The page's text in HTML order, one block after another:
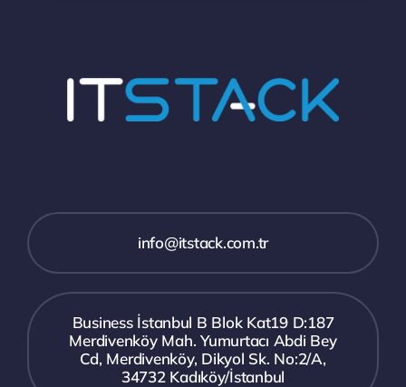
info@itstack.com.tr
Business İstanbul B Blok Kat19 D:187
Merdivenköy Mah. Yumurtacı Abdi Bey
Cd, Merdivenköy, Dikyol Sk. No:2/A,
34732 Kadıköy/İstanbul